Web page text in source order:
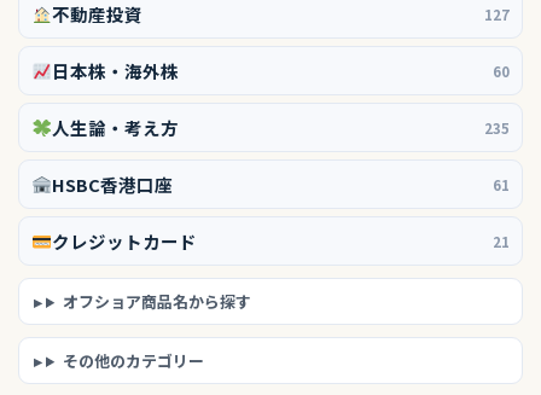
不動産投資 127
日本株・海外株 60
人生論・考え方 235
HSBC香港口座 61
クレジットカード 21
オフショア商品名から探す
その他のカテゴリー